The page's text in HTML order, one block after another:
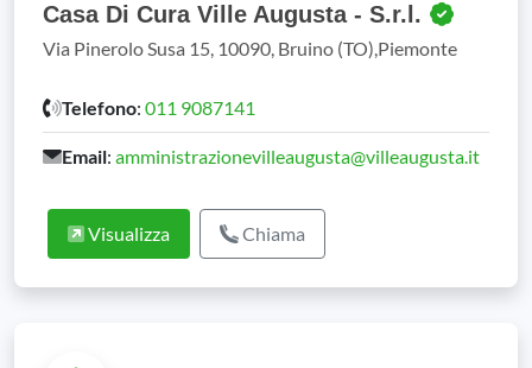
Casa Di Cura Ville Augusta - S.r.l.
Via Pinerolo Susa 15, 10090, Bruino (TO),Piemonte
Telefono: 011 9087141
Email: amministrazionevilleaugusta@villeaugusta.it
Visualizza Chiama